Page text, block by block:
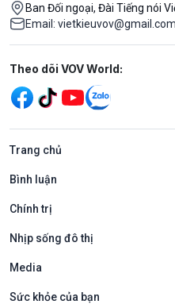
Ban Đối ngoại, Đài Tiếng nói
Email:
Mạng xã hội
Theo dõi VOV World:
Trang chủ
Bình luận
Chính trị
Nhịp sống đô thị
Media
Sức khỏe của bạn